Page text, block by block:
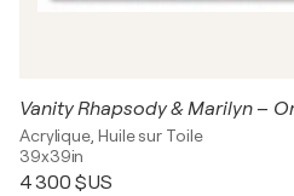
Acrylique, Huile sur Toile
39x39in
4 300 $US